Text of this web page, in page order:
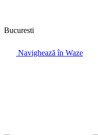
Bucuresti
Navighează în Waze